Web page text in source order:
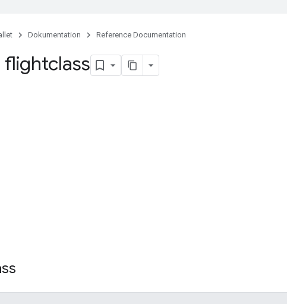
Dokumentation Reference Documentation
flightclass